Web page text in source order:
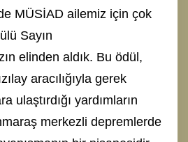
MÜSİAD ailemiz için çok
Sayın
elinden aldık. Bu ödül,
aracılığıyla gerek
ulaştırdığı yardımların
merkezli depremlerde